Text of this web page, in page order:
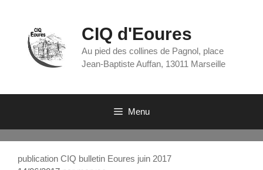
CIQ d'Eoures
Au pied des collines de Pagnol, place
Jean-Baptiste Auffan, 13011 Marseille
Menu
publication CIQ bulletin Eoures juin 2017